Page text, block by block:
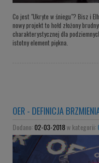
Co jest "Ukryte w śniegu"? Bisz i
nowy projekt to hołd złożony
charakterystycznej dla
istotny element piękna.
OER - DEFINICJA
Dodano: 02-03-2018w kategorii: